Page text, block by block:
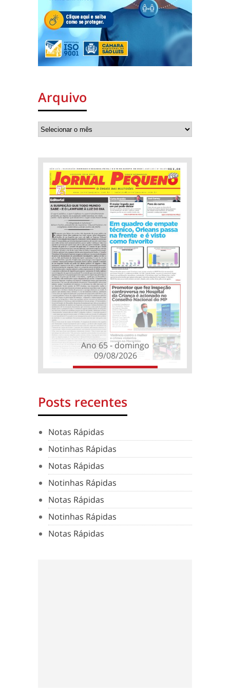
Arquivo
Ano 65 - domingo
09/08/2026
Posts recentes
Notas Rápidas
Notinhas Rápidas
Notas Rápidas
Notinhas Rápidas
Notas Rápidas
Notinhas Rápidas
Notas Rápidas